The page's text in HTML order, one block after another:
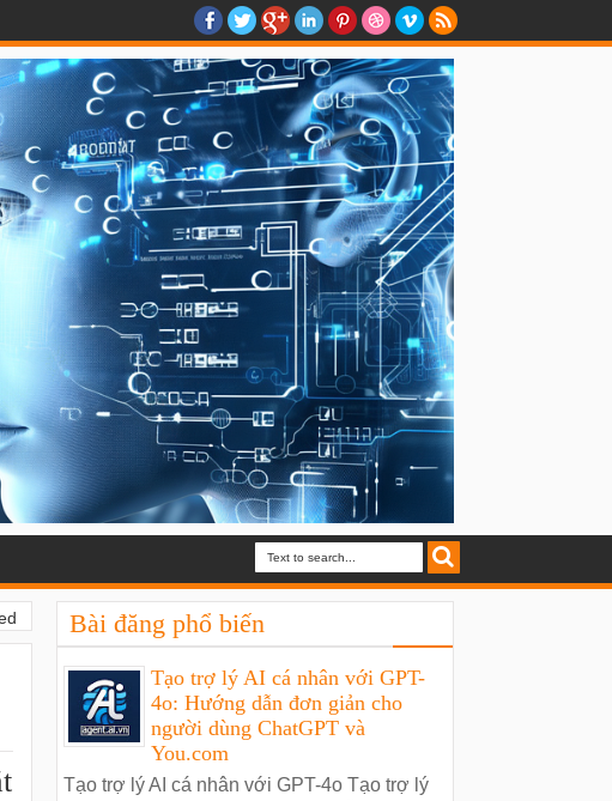
đầu
Bài đăng phổ biến
Tạo trợ lý AI cá nhân với GPT-
4o: Hướng dẫn đơn giản cho
người dùng ChatGPT và
You.com
Tạo trợ lý AI cá nhân với GPT-4o Tạo trợ lý